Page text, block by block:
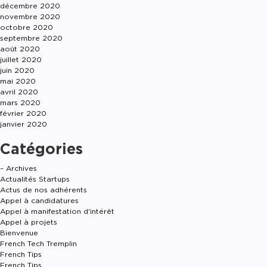
décembre 2020
novembre 2020
octobre 2020
septembre 2020
août 2020
juillet 2020
juin 2020
mai 2020
avril 2020
mars 2020
février 2020
janvier 2020
Catégories
– Archives
Actualités Startups
Actus de nos adhérents
Appel à candidatures
Appel à manifestation d'intérêt
Appel à projets
Bienvenue
French Tech Tremplin
French Tips
French Tips